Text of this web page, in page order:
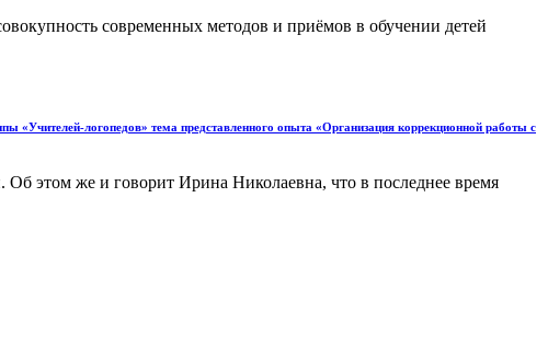
современных методов и приёмов в обучении детей
логопедов» тема представленного опыта «Организация коррекционной работы с
Об этом же и говорит Ирина Николаевна, что в последнее время